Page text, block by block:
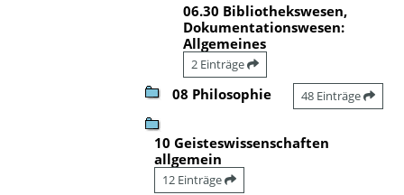
06.30 Bibliothekswesen,
Dokumentationswesen:
Allgemeines
2 Einträge
08 Philosophie 48 Einträge
10 Geisteswissenschaften
allgemein
12 Einträge